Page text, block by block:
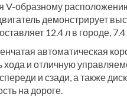
V-образному
демонстрирует
12.4 л в городе,
автоматическая
хода и отличную
и сзади, а также
на дороге.